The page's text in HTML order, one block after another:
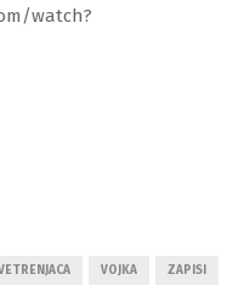
watch?
VOJKA ZAPISI